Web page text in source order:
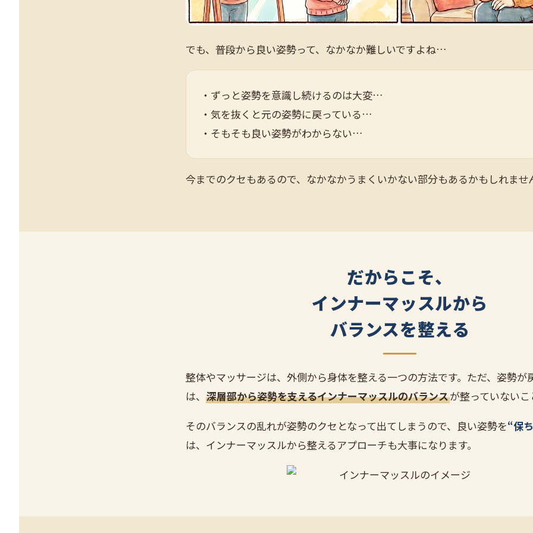
でも、普段から良い姿勢って、なかなか難しいですよね…
・ずっと姿勢を意識し続けるのは大変…
・気を抜くと元の姿勢に戻っている…
・そもそも良い姿勢がわからない…
今までのクセもあるので、なかなかうまくいかない部分もあるかもしれませ
だからこそ、
インナーマッスルから
バランスを整える
整体やマッサージは、外側から身体を整える一つの方法です。ただ、姿勢が
は、 深層部から姿勢を支えるインナーマッスルのバランスが整っていない
そのバランスの乱れが姿勢のクセとなって出てしまうので、良い姿勢を“保
は、インナーマッスルから整えるアプローチも大事になります。